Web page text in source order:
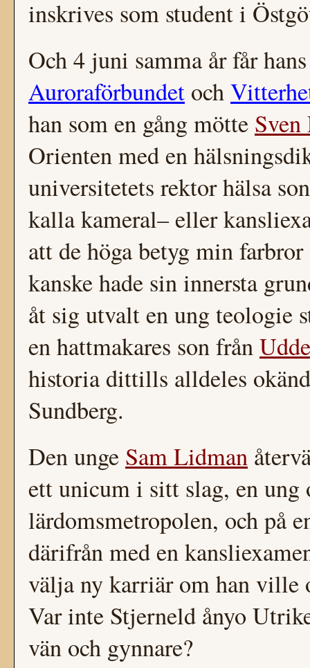
inskrives som student i
Och 4 juni samma år får
Auroraförbundet och
han som en gång mötte
Orienten med en
universitetets rektor hälsa
kalla kameral– eller
att de höga betyg min
kanske hade sin innersta
åt sig utvalt en ung teologie
en hattmakares son från
historia dittills alldeles
Sundberg.
Den unge Sam Lidman
ett unicum i sitt slag, en
lärdomsmetropolen, och på
därifrån med en
välja ny karriär om han ville
Var inte Stjerneld ånyo
vän och gynnare?